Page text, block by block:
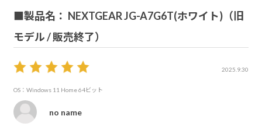
■製品名： NEXTGEAR JG-A7G6T(ホワイト)（旧
モデル / 販売終了）
2025.9.30
OS：Windows 11 Home 64ビット
no name